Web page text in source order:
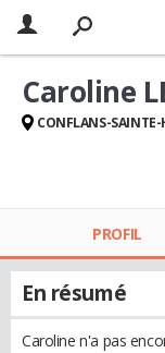
Caroline
CONFLANS-
PROFIL
En résumé
Caroline n'a pas